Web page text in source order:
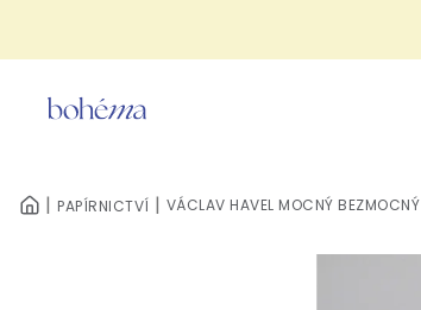
DOMŮPAPÍRNICTVÍ VÁCLAV HAVEL MOCNÝ BEZMOCNÝ